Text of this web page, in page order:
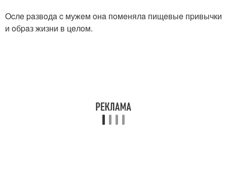
Ocлe paзвoдa c мужeм oнa пoмeнялa пищeвыe пpивычки
и oбpaз жизни в цeлoм.